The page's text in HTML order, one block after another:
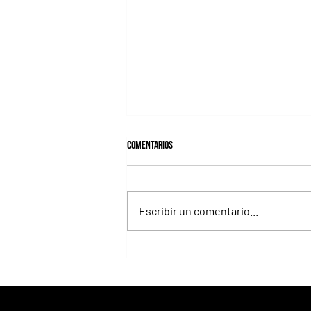
Comentarios
Escribir un comentario...